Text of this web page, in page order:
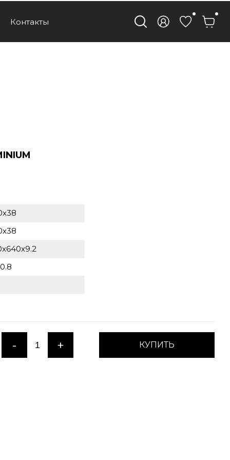
Контакты
- + КУПИТЬ